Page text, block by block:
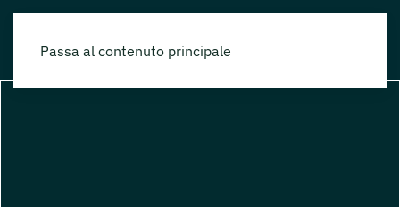
Passa al contenuto principale